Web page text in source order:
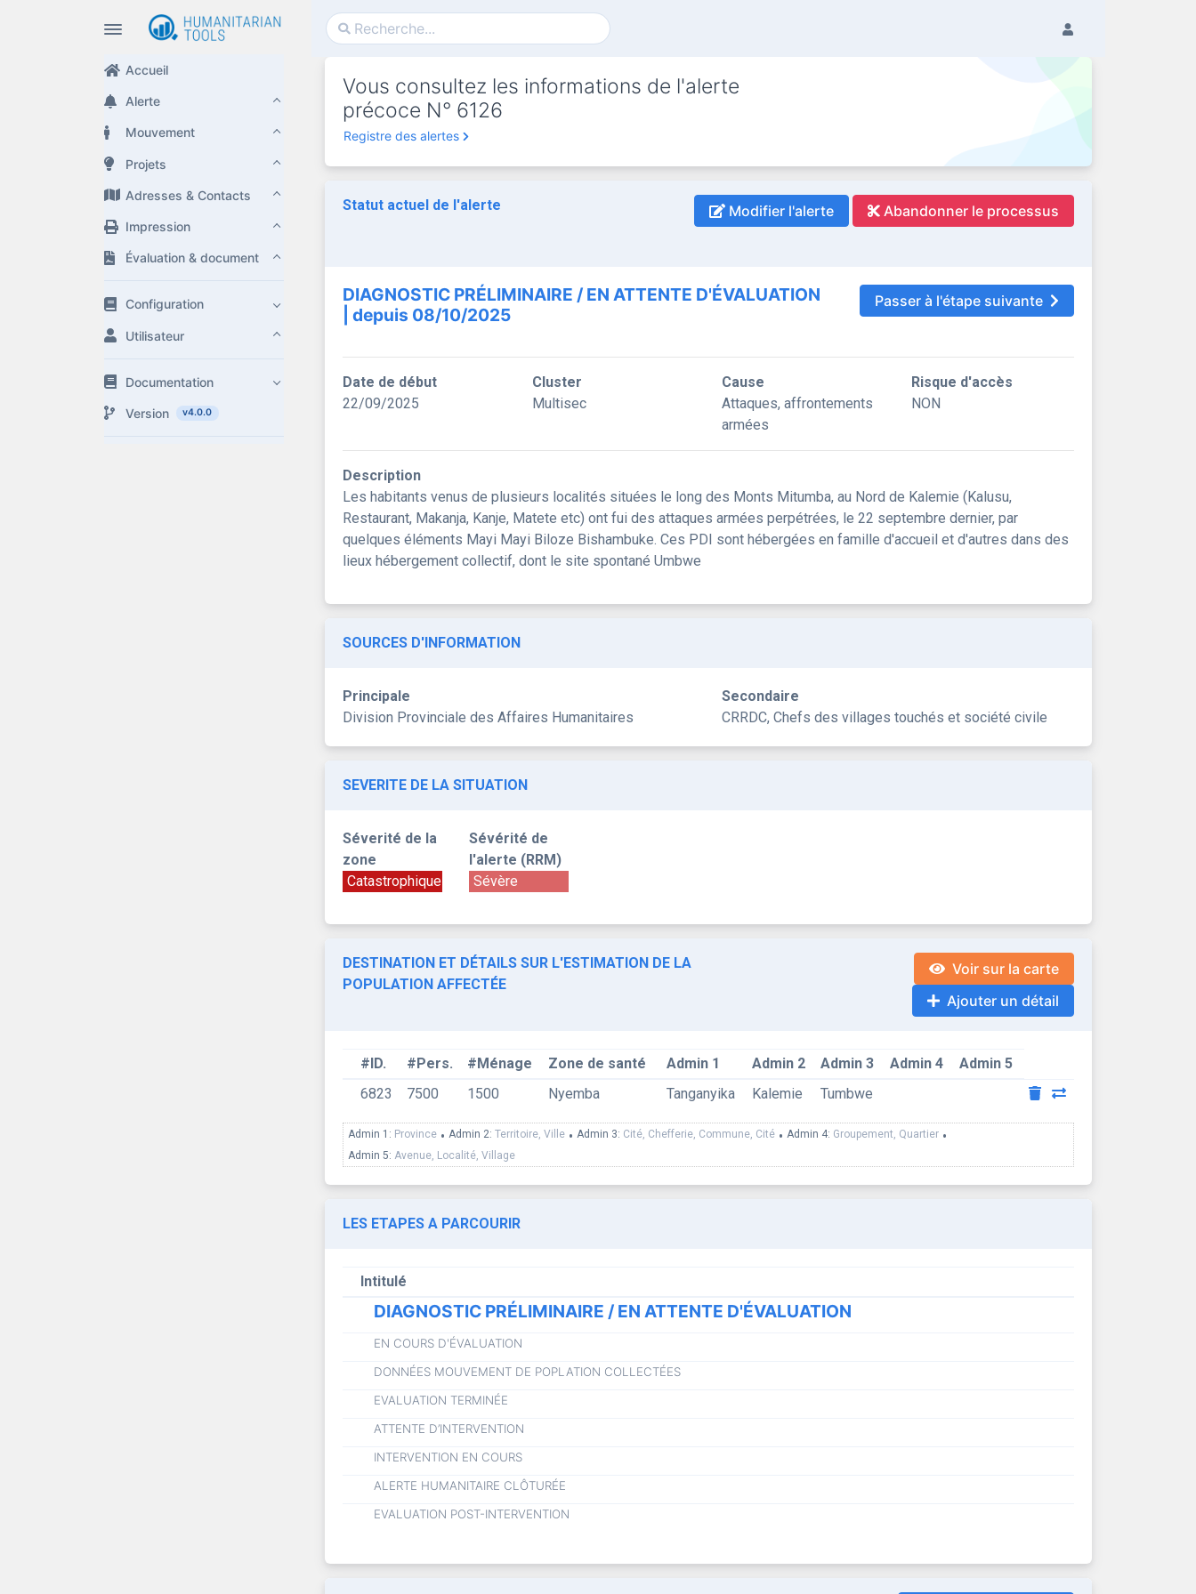
Accueil
Alerte
Mouvement
Projets
Adresses & Contacts
Impression
Évaluation & document
Configuration
Utilisateur
Documentation
Version v4.0.0
Vous consultez les informations de l'alerte
précoce N° 6126
Registre des alertes
Statut actuel de l'alerte Modifier l'alerte Abandonner le processus
DIAGNOSTIC PRÉLIMINAIRE / EN ATTENTE D'ÉVALUATION
| depuis 08/10/2025
Passer à l'étape suivante
Date de début
22/09/2025
Cluster
Multisec
Cause
Attaques, affrontements
armées
Risque d'accès
NON
Description
Les habitants venus de plusieurs localités situées le long des Monts Mitumba, au Nord de Kalemie (Kalusu,
Restaurant, Makanja, Kanje, Matete etc) ont fui des attaques armées perpétrées, le 22 septembre dernier, par
quelques éléments Mayi Mayi Biloze Bishambuke. Ces PDI sont hébergées en famille d'accueil et d'autres dans des
lieux hébergement collectif, dont le site spontané Umbwe
SOURCES D'INFORMATION
Principale
Division Provinciale des Affaires Humanitaires
Secondaire
CRRDC, Chefs des villages touchés et société civile
SEVERITE DE LA SITUATION
Séverité de la
zone
Catastrophique
Sévérité de
l'alerte (RRM)
Sévère
DESTINATION ET DÉTAILS SUR L'ESTIMATION DE LA
POPULATION AFFECTÉE
Voir sur la carte
Ajouter un détail
#ID. #Pers. #Ménage Zone de santé Admin 1 Admin 2 Admin 3 Admin 4
Admin 5
6823
7500 1500 Nyemba Tanganyika Kalemie Tumbwe
Admin 1: Province • Admin 2: Territoire, Ville • Admin 3: Cité, Chefferie, Commune, Cité • Admin 4: Groupement, Quartier •
Admin 5: Avenue, Localité, Village
LES ETAPES A PARCOURIR
Intitulé
DIAGNOSTIC PRÉLIMINAIRE / EN ATTENTE D'ÉVALUATION
EN COURS D'ÉVALUATION
DONNÉES MOUVEMENT DE POPLATION COLLECTÉES
EVALUATION TERMINÉE
ATTENTE D’INTERVENTION
INTERVENTION EN COURS
ALERTE HUMANITAIRE CLÔTURÉE
EVALUATION POST-INTERVENTION